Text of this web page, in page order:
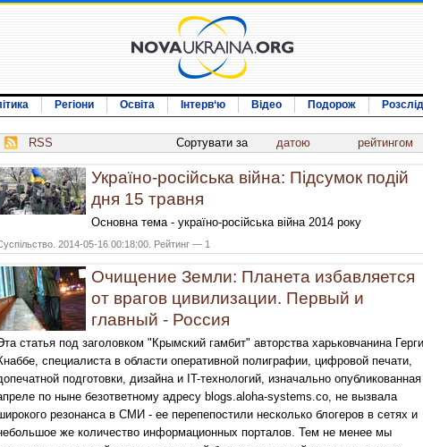
Регіони Освіта Інтерв‘ю Відео Подорож
RSS Сортувати за датою рейтингом
Україно-російська війна: Підсумок подій
дня 15 травня
Основна тема - україно-російська війна 2014 року
2014-05-16 00:18:00. Рейтинг — 1
Очищение Земли: Планета избавляется
от врагов цивилизации. Первый и
главный - Россия
статья под заголовком "Крымский гамбит" авторства харьковчанина
специалиста в области оперативной полиграфии, цифровой печати,
подготовки, дизайна и IT-технологий, изначально
по ныне безответному адресу blogs.aloha-systems.co, не вызвала
резонанса в СМИ - ее перепепостили несколько блогеров в сетях и
же количество информационных порталов. Тем не менее мы